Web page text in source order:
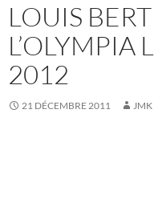
LOUIS
L’OLYMPIA
2012
21 DÉCEMBRE 2011 JMK